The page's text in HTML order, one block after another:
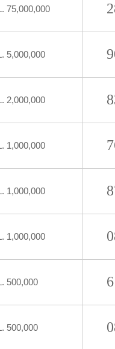
75,000,000
5,000,000
2,000,000
1,000,000
1,000,000
1,000,000
500,000
500,000